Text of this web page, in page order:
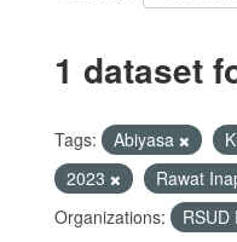
1 dataset
Tags: Abiyasa
2023
Rawat
Organizations:
RSUD